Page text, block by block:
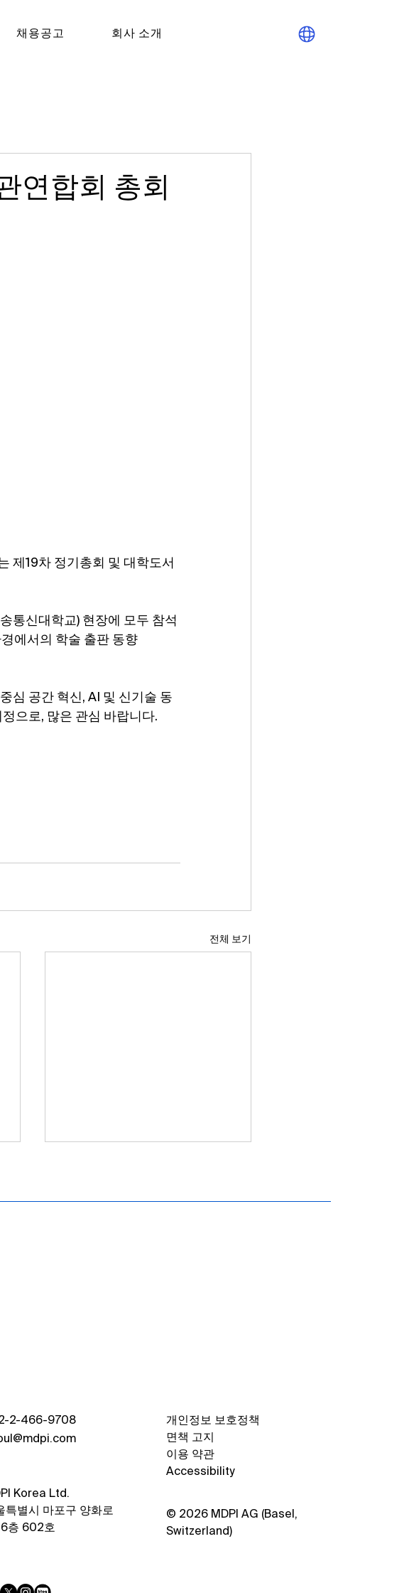
채용공고​ 회사 소개
연합회 총회
제19차 정기총회 및 대학도서
통신대학교) 현장에 모두 참석
에서의 학술 출판 동향
심 공간 혁신, AI 및 신기술 동
으로, 많은 관심 바랍니다.
전체 보기
2-466-9708
Korea Ltd.​
특별시 마포구 양화로
층 602호
개인정보 보호정책
면책 고지
이용 약관
Accessibility
© 2026 MDPI AG (Basel,
Switzerland)